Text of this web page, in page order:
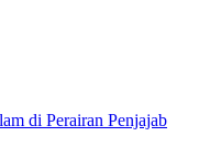
di Perairan Penjajab